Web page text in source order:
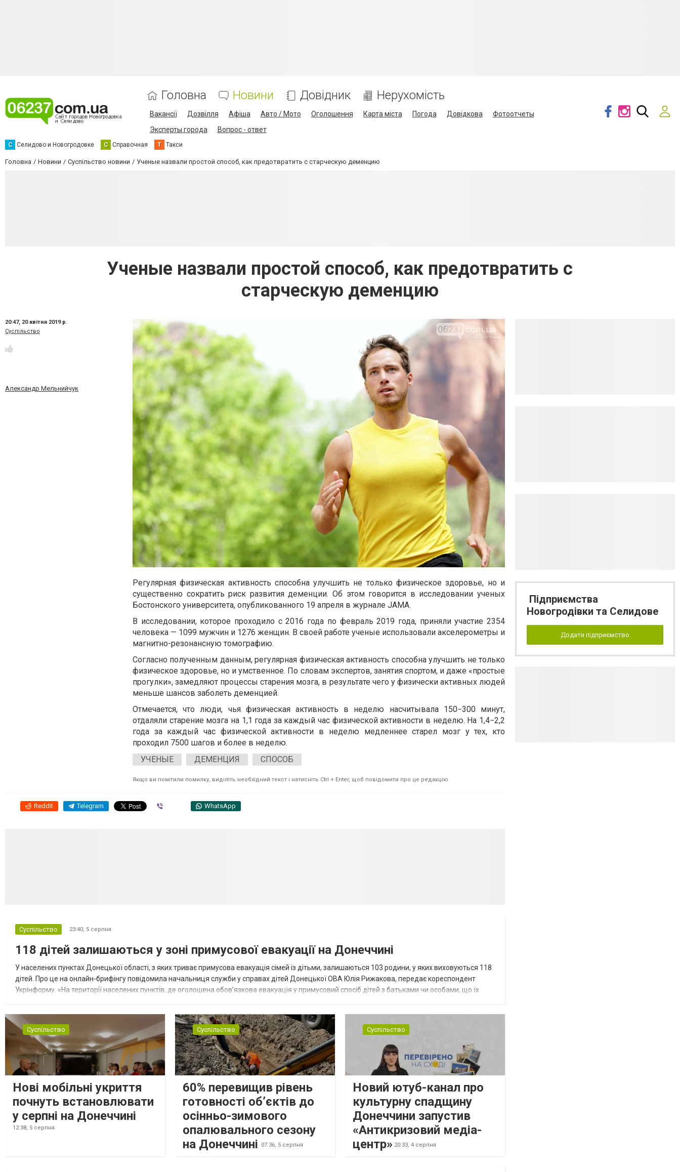
Головна Новини Довідник Нерухомість
Вакансії Дозвілля Афіша Авто / Мото Оголошення Карта міста Погода Довідкова
Фотоотчеты
Эксперты города
Вопрос - ответ
С Селидово и Новогродовке С Справочная Т Такси
Головна Новини Суспільство новини Ученые назвали простой способ, как предотвратить с старческую деменцию
Ученые назвали простой способ, как предотвратить с
старческую деменцию
20:47, 20 квітня 2019 р.
Суспільство
Александр Мельнийчук
Регулярная физическая активность способна улучшить не только физическое здоровье, но и
существенно сократить риск развития деменции. Об этом говорится в исследовании ученых
Бостонского университета, опубликованного 19 апреля в журнале JAMA.
В исследовании, которое проходило с 2016 года по февраль 2019 года, приняли участие 2354
человека — 1099 мужчин и 1276 женщин. В своей работе ученые использовали акселерометры и
магнитно-резонансную томографию.
Согласно полученным данным, регулярная физическая активность способна улучшить не только
физическое здоровье, но и умственное. По словам экспертов, занятия спортом, и даже «простые
прогулки», замедляют процессы старения мозга, в результате чего у физически активных людей
меньше шансов заболеть деменцией.
Отмечается, что люди, чья физическая активность в неделю насчитывала 150−300 минут,
отдаляли старение мозга на 1,1 года за каждый час физической активности в неделю. На 1,4−2,2
года за каждый час физической активности в неделю медленнее старел мозг у тех, кто
проходил 7500 шагов и более в неделю.
УЧЕНЫЕ
ДЕМЕНЦИЯ СПОСОБ
Якщо ви помітили помилку, виділіть необхідний текст і натисніть Ctrl + Enter, щоб повідомити про це редакцію
Reddit Telegram WhatsApp
Суспільство 23:40, 5 серпня
118 дітей залишаються у зоні примусової евакуації на Донеччині
У населених пунктах Донецької області, з яких триває примусова евакуація сімей із дітьми, залишаються 103 родини, у яких виховуються 118
дітей. Про це на онлайн-брифінгу повідомила начальниця служби у справах дітей Донецької ОВА Юлія Рижакова, передає кореспондент
Укрінформу. «На території населених пунктів, де оголошена обов’язкова евакуація у примусовий спосіб дітей з батьками чи особами, що їх
Суспільство
Нові мобільні укриття
почнуть встановлювати
у серпні на Донеччині
12:38, 5 серпня
Суспільство
60% перевищив рівень
готовності об’єктів до
осінньо-зимового
опалювального сезону
на Донеччині
07:36, 5 серпня
Суспільство
Новий ютуб-канал про
культурну спадщину
Донеччини запустив
«Антикризовий медіа-
центр» 20:33, 4 серпня
Підприємства
Новогродівки та Селидове
Додати підприємство